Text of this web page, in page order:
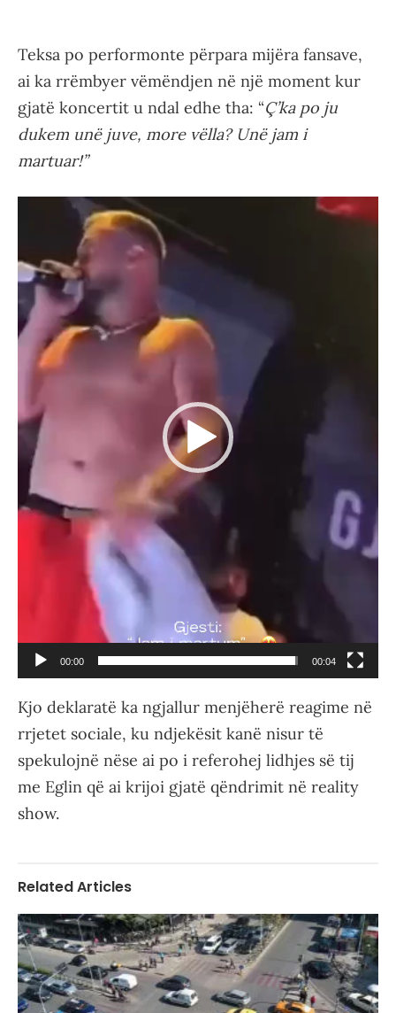
Teksa po performonte përpara mijëra fansave,
ai ka rrëmbyer vëmëndjen në një moment kur
gjatë koncertit u ndal edhe tha: “Ç’ka po ju
dukem unë juve, more vëlla? Unë jam i
martuar!”
00:00 00:04
Kjo deklaratë ka ngjallur menjëherë reagime në
rrjetet sociale, ku ndjekësit kanë nisur të
spekulojnë nëse ai po i referohej lidhjes së tij
me Eglin që ai krijoi gjatë qëndrimit në reality
show.
Related Articles